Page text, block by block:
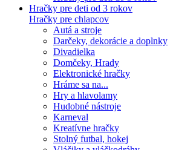
Hračky pre deti od 3 rokov
Hračky pre chlapcov
Autá a stroje
Darčeky, dekorácie a doplnky
Divadielka
Domčeky, Hrady
Elektronické hračky
Hráme sa na...
Hry a hlavolamy
Hudobné nástroje
Karneval
Kreatívne hračky
Stolný futbal, hokej